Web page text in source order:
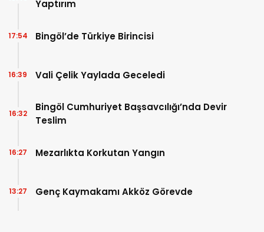
Yaptırım
Bingöl’de Türkiye Birincisi
17:54
Vali Çelik Yaylada Geceledi
16:39
Bingöl Cumhuriyet Başsavcılığı’nda Devir
Teslim
16:32
Mezarlıkta Korkutan Yangın
16:27
Genç Kaymakamı Akköz Görevde
13:27